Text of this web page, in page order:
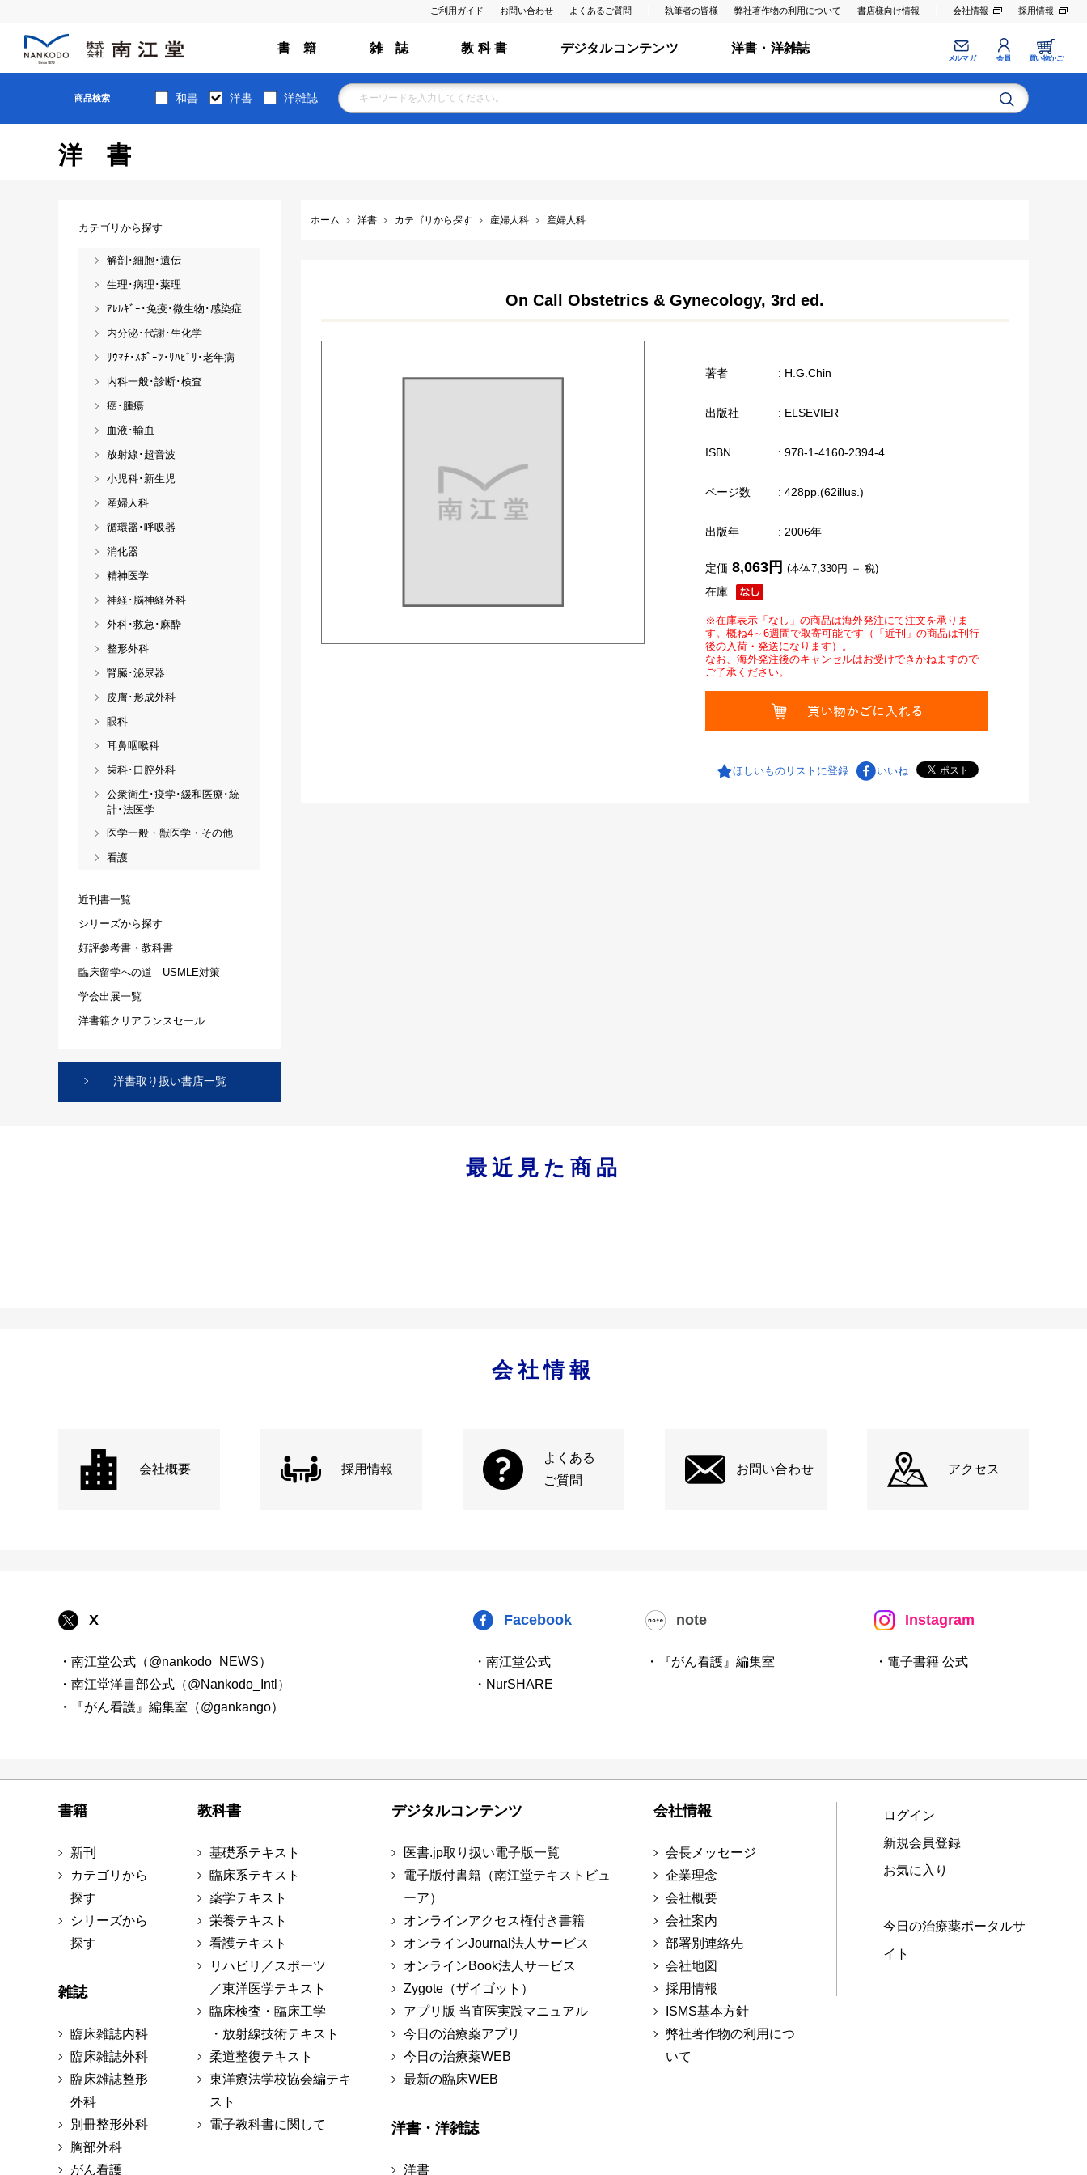
ご利用ガイド お問い合わせ よくあるご質問 執筆者の皆様 弊社著作物の利用について 書店様向け情報 会社情報 採用情報
書 籍 雑 誌 教 科 書 デジタルコンテンツ 洋書・洋雑誌
メルマガ 会員 買い物かご
商品検索 和書 洋書 洋雑誌
洋書
ホーム 洋書 カテゴリから探す 産婦人科 産婦人科
On Call Obstetrics & Gynecology, 3rd ed.
著者 : H.G.Chin
出版社 : ELSEVIER
ISBN : 978-1-4160-2394-4
ページ数 : 428pp.(62illus.)
出版年 : 2006年
在庫
定価 8,063円 (本体7,330円 ＋ 税)
※在庫表示「なし」の商品は海外発注にて注文を承りま
す。概ね4～6週間で取寄可能です（「近刊」の商品は刊行
後の入荷・発送になります）。
なお、海外発注後のキャンセルはお受けできかねますので
ご了承ください。
ほしいものリストに登録 いいね
カテゴリから探す
解剖･細胞･遺伝
生理･病理･薬理
ｱﾚﾙｷﾞｰ･免疫･微生物･感染症
内分泌･代謝･生化学
ﾘｳﾏﾁ･ｽﾎﾟｰﾂ･ﾘﾊﾋﾞﾘ･老年病
内科一般･診断･検査
癌･腫瘍
血液･輸血
放射線･超音波
小児科･新生児
産婦人科
循環器･呼吸器
消化器
精神医学
神経･脳神経外科
外科･救急･麻酔
整形外科
腎臓･泌尿器
皮膚･形成外科
眼科
耳鼻咽喉科
歯科･口腔外科
公衆衛生･疫学･緩和医療･統
計･法医学
医学一般・獣医学・その他
看護
近刊書一覧
シリーズから探す
好評参考書・教科書
臨床留学への道 USMLE対策
学会出展一覧
洋書籍クリアランスセール
洋書取り扱い書店一覧
最近見た商品
会社情報
会社概要 採用情報
よくある
ご質問
お問い合わせ アクセス
X
・南江堂公式（@nankodo_NEWS）
・南江堂洋書部公式（@Nankodo_Intl）
・『がん看護』編集室（@gankango）
Facebook
・南江堂公式
・NurSHARE
note
・『がん看護』編集室
Instagram
・電子書籍 公式
書籍
新刊
カテゴリから
探す
シリーズから
探す
雑誌
臨床雑誌内科
臨床雑誌外科
臨床雑誌整形
外科
別冊整形外科
胸部外科
がん看護
教科書
基礎系テキスト
臨床系テキスト
薬学テキスト
栄養テキスト
看護テキスト
リハビリ／スポーツ
／東洋医学テキスト
臨床検査・臨床工学
・放射線技術テキスト
柔道整復テキスト
東洋療法学校協会編テキ
スト
電子教科書に関して
デジタルコンテンツ
医書.jp取り扱い電子版一覧
電子版付書籍（南江堂テキストビュ
ーア）
オンラインアクセス権付き書籍
オンラインJournal法人サービス
オンラインBook法人サービス
Zygote（ザイゴット）
アプリ版 当直医実践マニュアル
今日の治療薬アプリ
今日の治療薬WEB
最新の臨床WEB
洋書・洋雑誌
洋書
会社情報
会長メッセージ
企業理念
会社概要
会社案内
部署別連絡先
会社地図
採用情報
ISMS基本方針
弊社著作物の利用につ
いて
ログイン
新規会員登録
お気に入り
今日の治療薬ポータルサ
イト